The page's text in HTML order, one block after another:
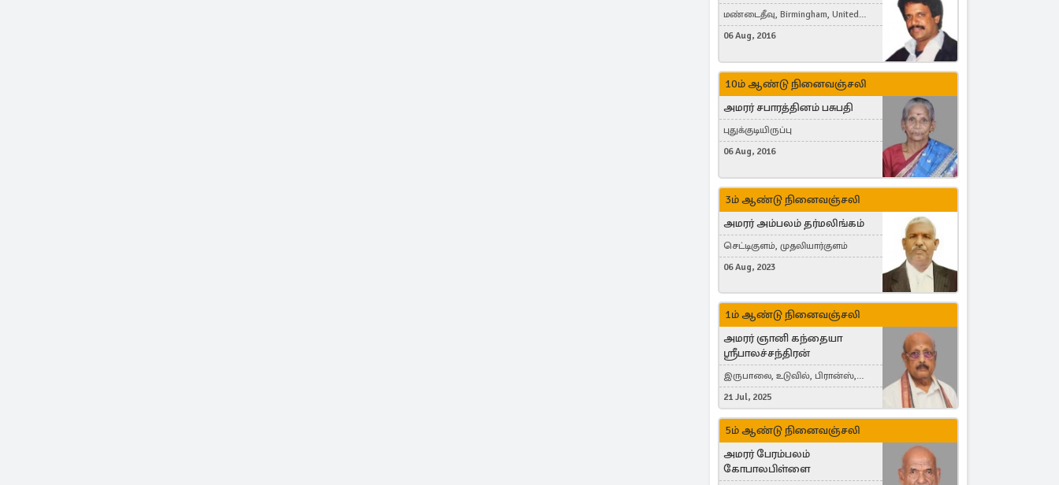
மண்டைதீவு, Birmingham, United
Kingdom
06 Aug, 2016
10ம் ஆண்டு நினைவஞ்சலி
அமரர் சபாரத்தினம் பசுபதி
புதுக்குடியிருப்பு
06 Aug, 2016
3ம் ஆண்டு நினைவஞ்சலி
அமரர் அம்பலம் தர்மலிங்கம்
செட்டிகுளம், முதலியார்குளம்
06 Aug, 2023
1ம் ஆண்டு நினைவஞ்சலி
அமரர் ஞானி கந்தையா
ஸ்ரீபாலச்சந்திரன்
இருபாலை, உடுவில், பிரான்ஸ்,
France
21 Jul, 2025
5ம் ஆண்டு நினைவஞ்சலி
அமரர் பேரம்பலம்
கோபாலபிள்ளை